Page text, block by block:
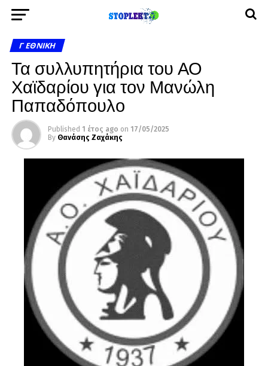
Γ ΕΘΝΙΚΉ
Τα συλλυπητήρια του ΑΟ
Χαϊδαρίου για τον Μανώλη
Παπαδόπουλο
Published 1 έτος ago on 17/05/2025
By Θανάσης Ζαχάκης